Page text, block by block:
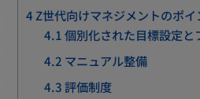
4Z世代向けマネジメントのポイ
4.1個別化された目標設定と
4.2 マニュアル整備
4.3評価制度